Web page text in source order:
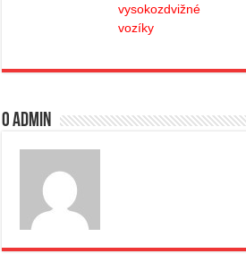
vysokozdvižné
vozíky
O admin